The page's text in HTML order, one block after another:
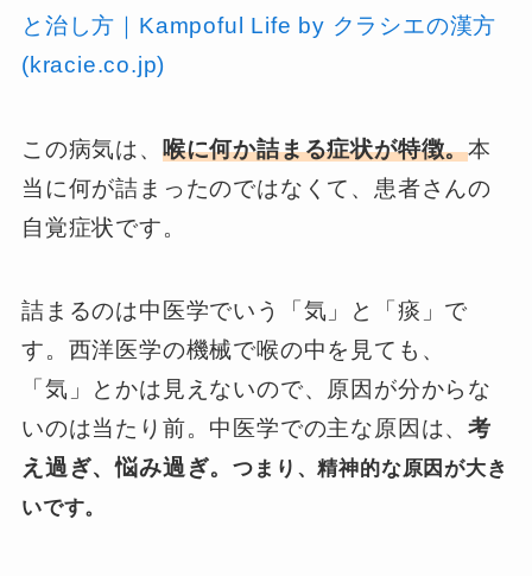
と治し方｜Kampoful Life by クラシエの漢方
(kracie.co.jp)
この病気は、 喉に何か詰まる症状が特徴。本
当に何が詰まったのではなくて、患者さんの
自覚症状です。
詰まるのは中医学でいう「気」と「痰」で
す。西洋医学の機械で喉の中を見ても、
「気」とかは見えないので、原因が分からな
いのは当たり前。中医学での主な原因は、考
え過ぎ、悩み過ぎ。つまり、精神的な原因が大き
いです。